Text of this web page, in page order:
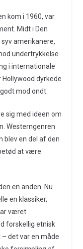
kom i 1960, var
Midt i Den
amerikanere,
undertrykkelse
i internationale
Hollywood dyrkede
mod ondt.
sig med ideen om
Westerngenren
blev en del af den
at være
en anden. Nu
en klassiker,
været
forskellig etnisk
det var en måde